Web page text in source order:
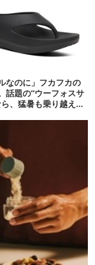
なのに」フカフカの
話題の“ウーフォスサ
、猛暑も乗り越えら